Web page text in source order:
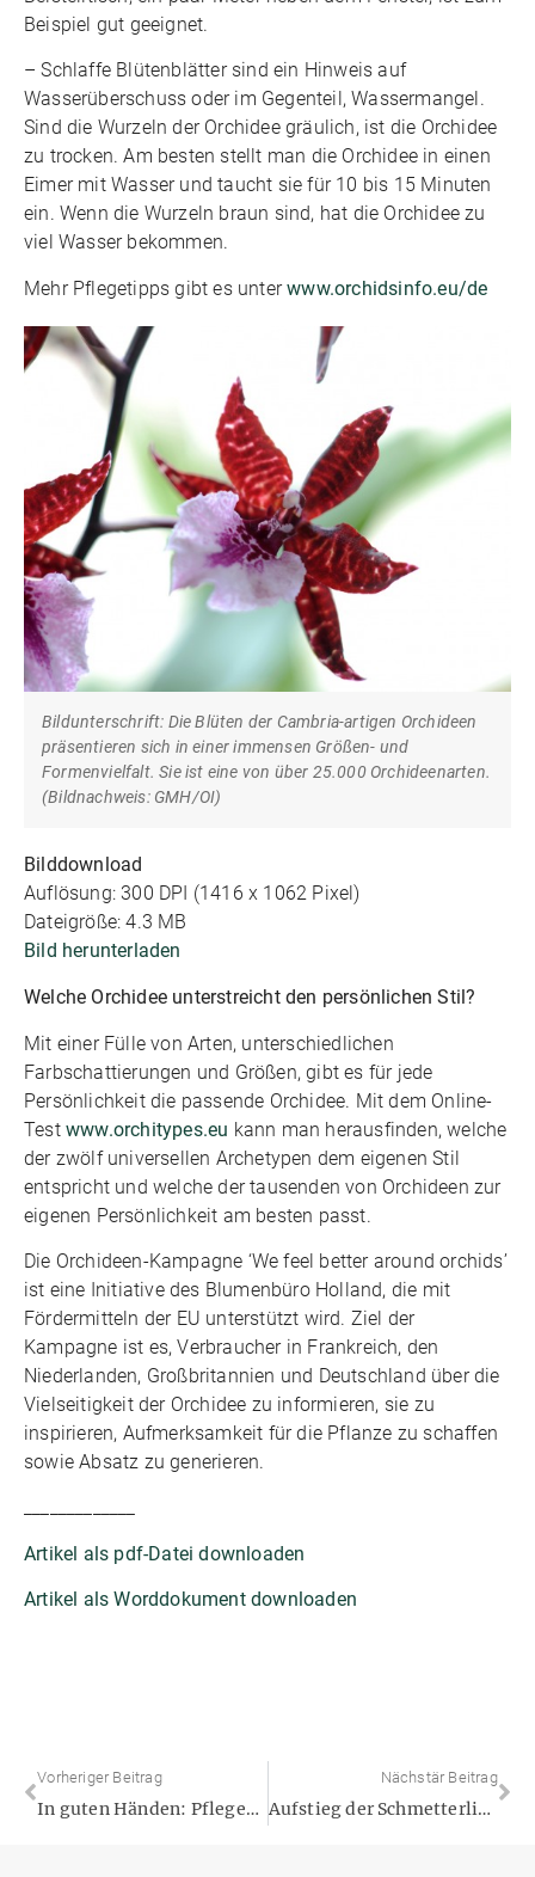
Beispiel gut geeignet.
– Schlaffe Blütenblätter sind ein Hinweis auf
Wasserüberschuss oder im Gegenteil, Wassermangel.
Sind die Wurzeln der Orchidee gräulich, ist die Orchidee
zu trocken. Am besten stellt man die Orchidee in einen
Eimer mit Wasser und taucht sie für 10 bis 15 Minuten
ein. Wenn die Wurzeln braun sind, hat die Orchidee zu
viel Wasser bekommen.
Mehr Pflegetipps gibt es unterwww.orchidsinfo.eu/de
Bildunterschrift: Die Blüten der Cambria-artigen Orchideen
präsentieren sich in einer immensen Größen- und
Formenvielfalt. Sie ist eine von über 25.000 Orchideenarten.
(Bildnachweis: GMH/OI)
Bilddownload
Auflösung: 300 DPI (1416 x 1062 Pixel)
Dateigröße: 4.3 MB
Bild herunterladen
Welche Orchidee unterstreicht den persönlichen Stil?
Mit einer Fülle von Arten, unterschiedlichen
Farbschattierungen und Größen, gibt es für jede
Persönlichkeit die passende Orchidee. Mit dem Online-
Test www.orchitypes.eu kann man herausfinden, welche
der zwölf universellen Archetypen dem eigenen Stil
entspricht und welche der tausenden von Orchideen zur
eigenen Persönlichkeit am besten passt.
Die Orchideen-Kampagne ‘We feel better around orchids’
ist eine Initiative des Blumenbüro Holland, die mit
Fördermitteln der EU unterstützt wird. Ziel der
Kampagne ist es, Verbraucher in Frankreich, den
Niederlanden, Großbritannien und Deutschland über die
Vielseitigkeit der Orchidee zu informieren, sie zu
inspirieren, Aufmerksamkeit für die Pflanze zu schaffen
sowie Absatz zu generieren.
Artikel als pdf-Datei downloaden
Artikel als Worddokument downloaden
Vorheriger Beitrag
In guten Händen: Pflegeservice fürs Büro
Nächstär Beitrag
Aufstieg der Schmetterlings-Orchidee geht weiter